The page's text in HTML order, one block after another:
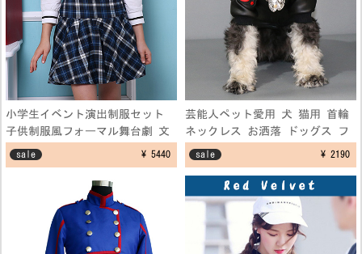
小学生イベント演出制服セット
子供制服風フォーマル舞台劇 文
化祭仮装コスプレ衣装 学園祭演
sale ¥ 5440
芸能人ペット愛用 犬 猫用 首輪
ネックレス お洒落 ドッグス フ
ェザーネックレス アクセサリー
sale ¥ 2190